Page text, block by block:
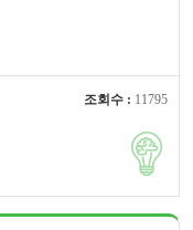
조회수 : 11795